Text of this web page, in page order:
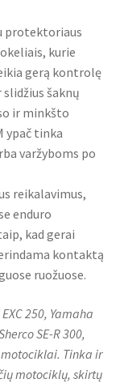
protektoriaus
kurie
gerą kontrolę
šaknų
ir minkšto
ypač tinka
varžyboms po
reikalavimus,
enduro
kad gerai
kontaktą
ruožuose.
250, Yamaha
SE-R 300,
motociklai. Tinka ir
motociklų, skirtų